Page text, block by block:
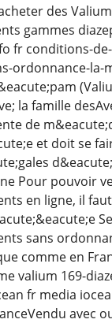
des
gammes
fr conditions-
ordonnance-la-
la famille
de
et doit se
Pour pouvoir
en ligne, il
sans
comme en
valium 169-
fr media
avec